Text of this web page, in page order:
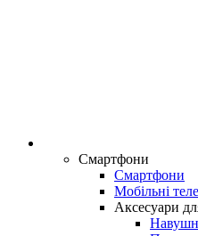
Смартфони
Смартфони
Мобільні
Аксесуари